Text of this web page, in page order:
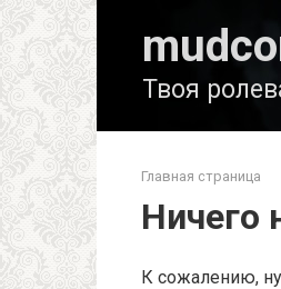
Твоя
Главная страница
Ничего
К сожалению,